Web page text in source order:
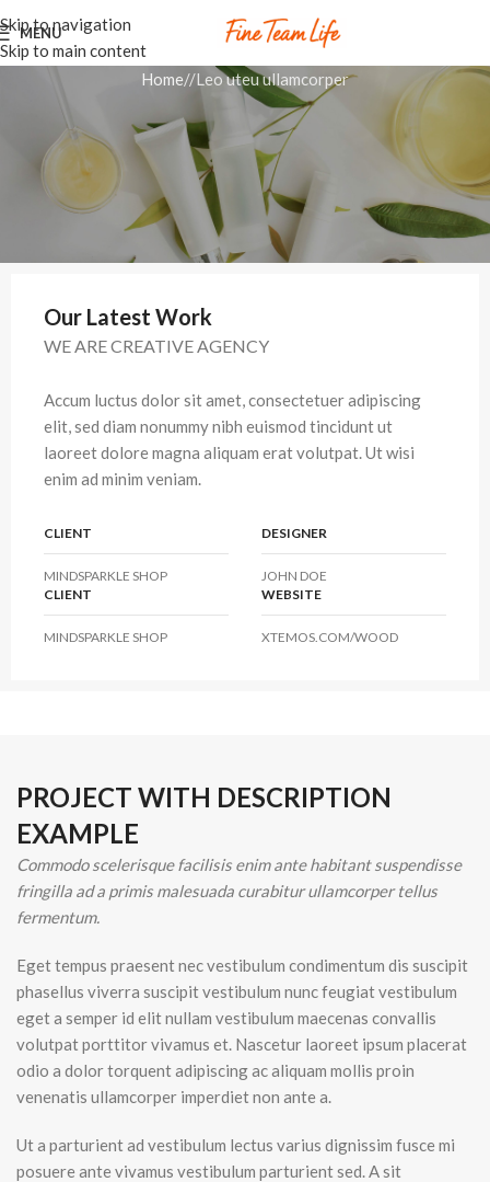
Skip to navigation
Skip to main content
MENU
Home Leo uteu ullamcorper
Our Latest Work
WE ARE CREATIVE AGENCY
Accum luctus dolor sit amet, consectetuer adipiscing
elit, sed diam nonummy nibh euismod tincidunt ut
laoreet dolore magna aliquam erat volutpat. Ut wisi
enim ad minim veniam.
CLIENT
MINDSPARKLE SHOP
DESIGNER
JOHN DOE
CLIENT
MINDSPARKLE SHOP
WEBSITE
XTEMOS.COM/WOOD
PROJECT WITH DESCRIPTION
EXAMPLE
Commodo scelerisque facilisis enim ante habitant suspendisse
fringilla ad a primis malesuada curabitur ullamcorper tellus
fermentum.
Eget tempus praesent nec vestibulum condimentum dis suscipit
phasellus viverra suscipit vestibulum nunc feugiat vestibulum
eget a semper id elit nullam vestibulum maecenas convallis
volutpat porttitor vivamus et. Nascetur laoreet ipsum placerat
odio a dolor torquent adipiscing ac aliquam mollis proin
venenatis ullamcorper imperdiet non ante a.
Ut a parturient ad vestibulum lectus varius dignissim fusce mi
posuere ante vivamus vestibulum parturient sed. A sit